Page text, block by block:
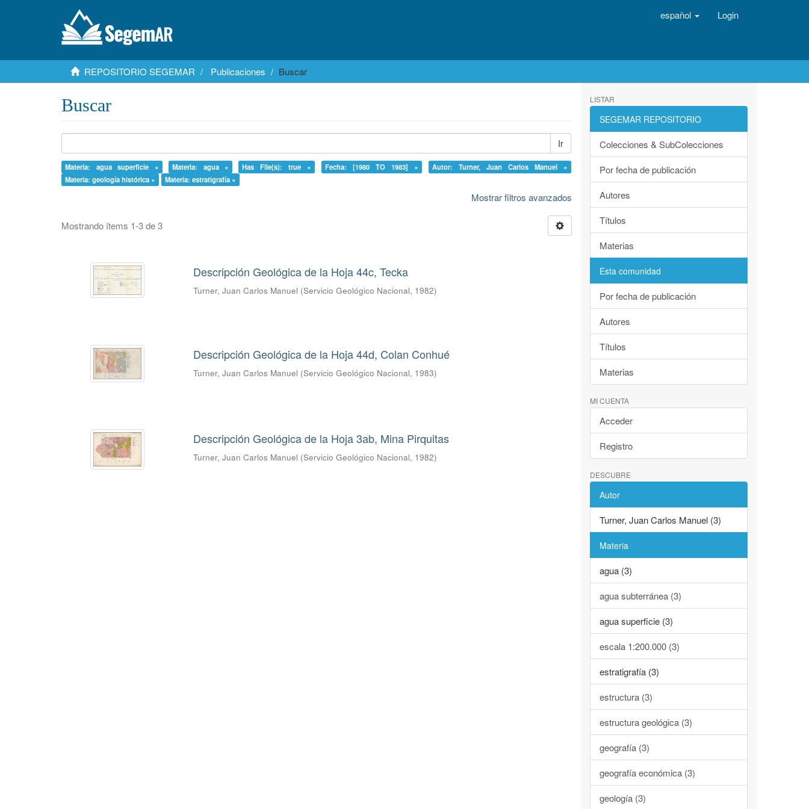
español Login
REPOSITORIO SEGEMAR Publicaciones Buscar
Buscar
Ir
Materia: agua superficie × Materia: agua × Has File(s): true × Fecha: [1980 TO 1983] ×
Autor: Turner, Juan Carlos Manuel ×
Materia: geología histórica ×
Materia: estratigrafía ×
Mostrar filtros avanzados
Mostrando ítems 1-3 de 3
Descripción Geológica de la Hoja 44c, Tecka
Turner, Juan Carlos Manuel (Servicio Geológico Nacional, 1982)
Descripción Geológica de la Hoja 44d, Colan Conhué
Turner, Juan Carlos Manuel (Servicio Geológico Nacional, 1983)
Descripción Geológica de la Hoja 3ab, Mina Pirquitas
Turner, Juan Carlos Manuel (Servicio Geológico Nacional, 1982)
LISTAR
SEGEMAR REPOSITORIO
Colecciones & SubColecciones
Por fecha de publicación
Autores
Títulos
Materias
Esta comunidad
Por fecha de publicación
Autores
Títulos
Materias
MI CUENTA
Acceder
Registro
DESCUBRE
Autor
Turner, Juan Carlos Manuel (3)
Materia
agua (3)
agua subterránea (3)
agua superficie (3)
escala 1:200.000 (3)
estratigrafía (3)
estructura (3)
estructura geológica (3)
geografía (3)
geografía económica (3)
geología (3)